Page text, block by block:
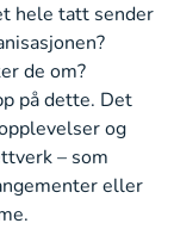
hele tatt sender
de om?
på dette. Det
og
– som
eller